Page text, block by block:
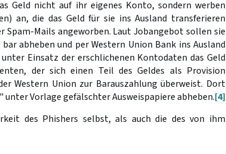
Geld nicht auf ihr eigenes Konto, sondern werben
an, die das Geld für sie ins Ausland transferieren
Spam-Mails angeworben. Laut Jobangebot sollen sie
abheben und per Western Union Bank ins Ausland
Einsatz der erschlichenen Kontodaten das Geld
der sich einen Teil des Geldes als Provision
Western Union zur Barauszahlung überweist. Dort
unter Vorlage gefälschter Ausweispapiere abheben.[4]
des Phishers selbst, als auch die des von ihm